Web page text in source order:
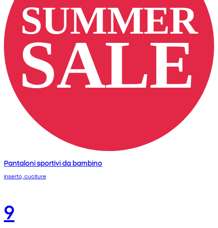
Pantaloni sportivi da bambino
inserto, cuciture
9